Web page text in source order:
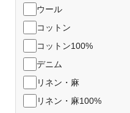
ウール
コットン
コットン100%
デニム
リネン・麻
リネン・麻100%